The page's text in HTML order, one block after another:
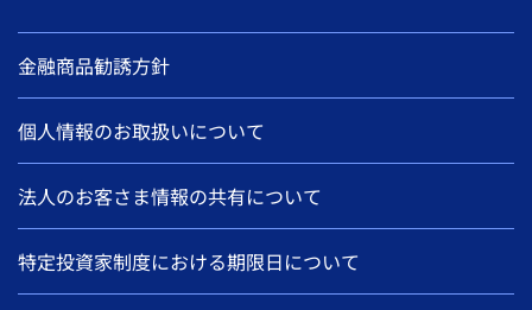
金融商品勧誘方針
個人情報のお取扱いについて
法人のお客さま情報の共有について
特定投資家制度における期限日について